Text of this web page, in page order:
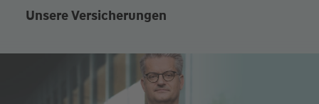
Unsere Versicherungen